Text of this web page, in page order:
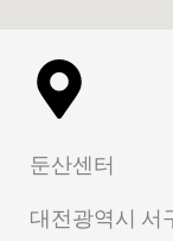
둔산센터
대전광역시 서